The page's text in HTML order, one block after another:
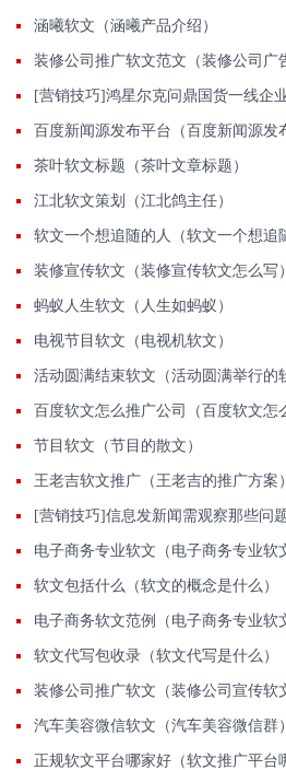
涵曦软文（涵曦产品介绍）
装修公司推广软文范文（装修公司广
百度新闻源发布平台（百度新闻源发
茶叶软文标题（茶叶文章标题）
江北软文策划（江北鸽主任）
软文一个想追随的人（软文一个想追
装修宣传软文（装修宣传软文怎么写）
蚂蚁人生软文（人生如蚂蚁）
电视节目软文（电视机软文）
活动圆满结束软文（活动圆满举行的
节目软文（节目的散文）
王老吉软文推广（王老吉的推广方案）
电子商务专业软文（电子商务专业软
软文包括什么（软文的概念是什么）
电子商务软文范例（电子商务专业软
软文代写包收录（软文代写是什么）
装修公司推广软文（装修公司宣传软
汽车美容微信软文（汽车美容微信群）
正规软文平台哪家好（软文推广平台